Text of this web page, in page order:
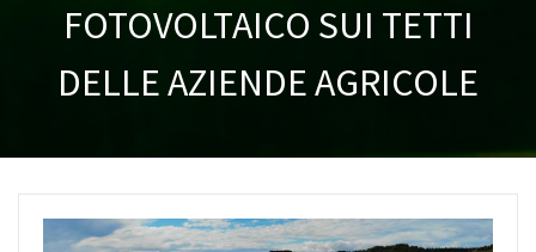
FOTOVOLTAICO SUI TETTI
DELLE AZIENDE AGRICOLE